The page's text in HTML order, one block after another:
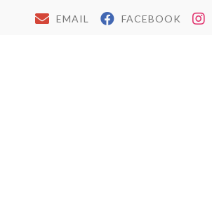
EMAIL FACEBOOK